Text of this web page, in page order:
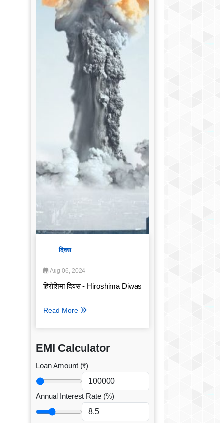
दिवस
Aug 06, 2024
हिरोशिमा दिवस - Hiroshima Diwas
Read More
EMI Calculator
Loan Amount (₹)
Annual Interest Rate (%)